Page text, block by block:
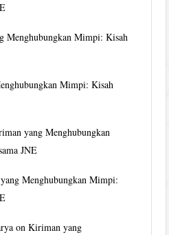
Menghubungkan Mimpi: Kisah
Mimpi: Kisah
yang Menghubungkan
JNE
Menghubungkan Mimpi:
onKiriman yang